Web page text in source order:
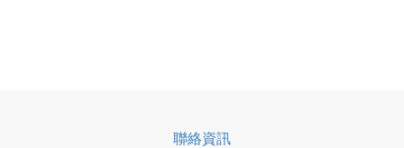
聯絡資訊